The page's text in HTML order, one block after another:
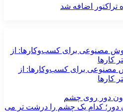
تراکتور اضافه شد
مصنوعی برای کسب‌وکارها: از
کارها
دور؛ کدام یک چشم را درشت تر می